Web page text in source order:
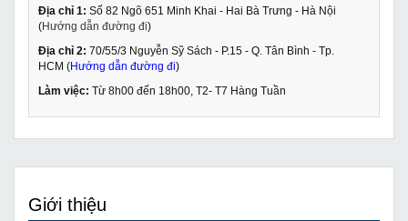
Địa chỉ 1: Số 82 Ngõ 651 Minh Khai - Hai Bà Trưng - Hà Nội
(Hướng dẫn đường đi)
Địa chỉ 2: 70/55/3 Nguyễn Sỹ Sách - P.15 - Q. Tân Bình - Tp.
HCM (Hướng dẫn đường đi)
Làm việc: Từ 8h00 đến 18h00, T2- T7 Hàng Tuần
Giới thiệu